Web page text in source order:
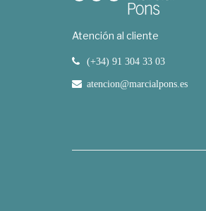
Atención al cliente
(+34) 91 304 33 03
atencion@marcialpons.es